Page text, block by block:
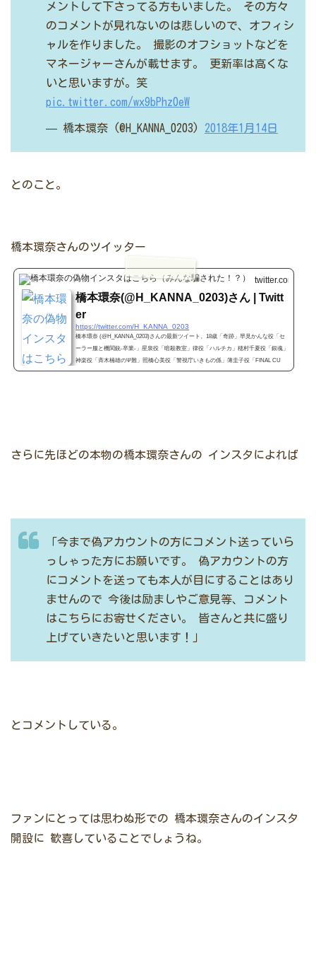
メントして下さってる方もいました。
その方々
のコメントが見れないのは悲しいので、オフィシ
ャルを作りました。
撮影のオフショットなどを
マネージャーさんが載せます。
更新率は高くな
いと思いますが。笑
pic.twitter.com/wx9bPhz0eW
— 橋本環奈 (@H_KANNA_0203) 2018年1月14日
とのこと。
橋本環奈さんのツイッター
twitter.com
橋本環奈(@H_KANNA_0203)さん | Twitt
er
https://twitter.com/H_KANNA_0203
橋本環奈 (@H_KANNA_0203)さんの最新ツイート。18歳「奇跡」早見かんな役「セ
ーラー服と機関銃-卒業-」星泉役「暗殺教室」律役「ハルチカ」穂村千夏役「銀魂」
神楽役「斉木楠雄のΨ難」照橋心美役「警視庁いきもの係」薄圭子役「FINAL CU
T」小河原若葉役 1月9日スタート
さらに先ほどの本物の橋本環奈さんの インスタによれば
「今まで偽アカウントの方にコメント送っていら
っしゃった方にお願いです。
偽アカウントの方
にコメントを送っても本人が目にすることはあり
ませんので 今後は励ましやご意見等、コメント
はこちらにお寄せください。
皆さんと共に盛り
上げていきたいと思います！」
とコメントしている。
ファンにとっては思わぬ形での 橋本環奈さんのインスタ
開設に 歓喜していることでしょうね。